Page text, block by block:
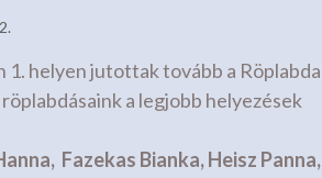
helyen jutottak tovább a Röplabda
a legjobb helyezések
Fazekas Bianka, Heisz Panna,